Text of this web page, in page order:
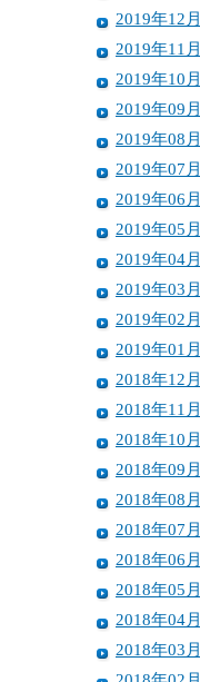
2019年12月
2019年11月
2019年10月
2019年09月
2019年08月
2019年07月
2019年06月
2019年05月
2019年04月
2019年03月
2019年02月
2019年01月
2018年12月
2018年11月
2018年10月
2018年09月
2018年08月
2018年07月
2018年06月
2018年05月
2018年04月
2018年03月